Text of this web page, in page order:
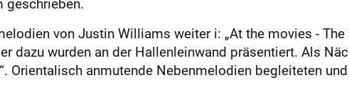
von Justin Williams weiter i: „At the movies - The
dazu wurden an der Hallenleinwand präsentiert. Als
Orientalisch anmutende Nebenmelodien begleiteten